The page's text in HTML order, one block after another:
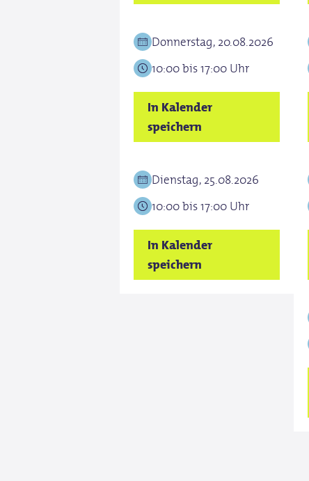
Donnerstag, 20.08.2026
10:00 bis 17:00 Uhr
In Kalender
speichern
Dienstag, 25.08.2026
10:00 bis 17:00 Uhr
In Kalender
speichern